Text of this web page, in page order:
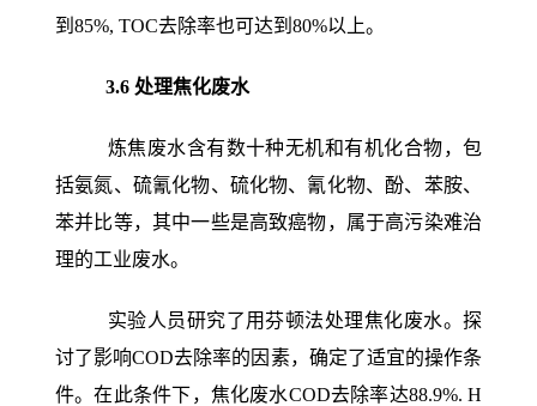
到85%, TOC去除率也可达到80%以上。
3.6 处理焦化废水
炼焦废水含有数十种无机和有机化合物，包
括氨氮、硫氰化物、硫化物、氰化物、酚、苯胺、
苯并比等，其中一些是高致癌物，属于高污染难治
理的工业废水。
实验人员研究了用芬顿法处理焦化废水。探
讨了影响COD去除率的因素，确定了适宜的操作条
件。在此条件下，焦化废水COD去除率达88.9%. H